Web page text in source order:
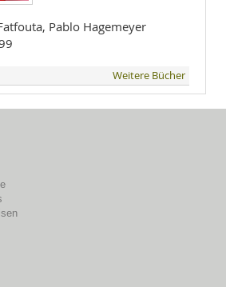
Pablo Hagemeyer
Weitere Bücher